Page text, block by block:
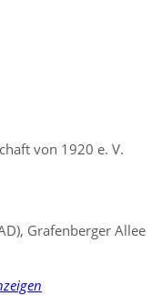
von 1920 e. V.
Grafenberger Allee